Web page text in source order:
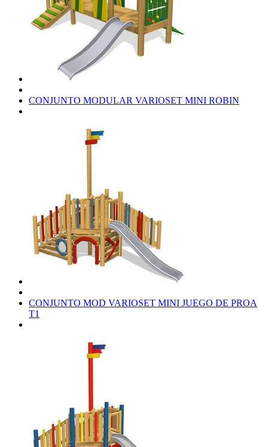
CONJUNTO MODULAR VARIOSET MINI ROBIN
CONJUNTO MOD VARIOSET MINI JUEGO DE PROA
T1